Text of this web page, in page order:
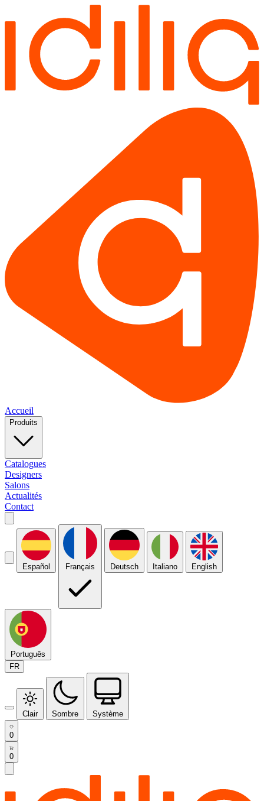
Accueil
Produits
Catalogues
Designers
Salons
Actualités
Contact
Español Français Deutsch Italiano English
Português
FR
Clair Sombre Système
0
0